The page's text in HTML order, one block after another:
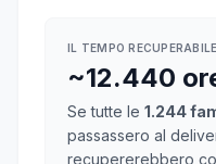
IL TEMPO RECUPERABILE
~12.440
Se tutte le 1.244
passassero al
recupererebbero